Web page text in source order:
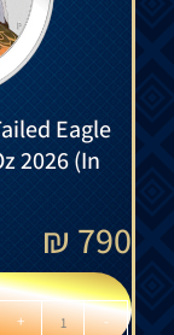
Eagle
2026 (In
790
₪
-
+